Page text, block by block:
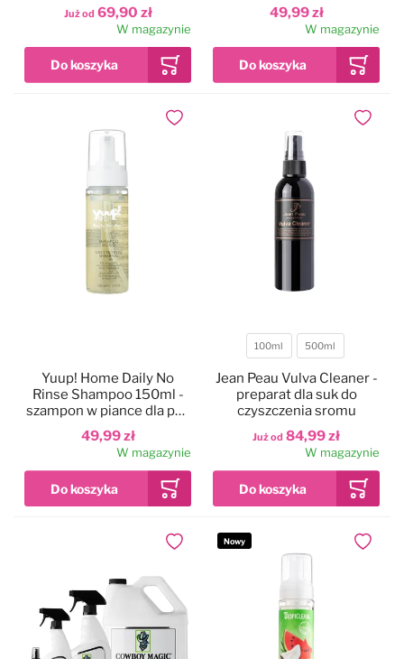
Już od 69,90 zł
usuwania przebarwień z
pyszczka, dla psów i kotów
W magazynie
49,99 zł
W magazynie
49,99 zł
Yuup! Home Daily No
Rinse Shampoo 150ml -
szampon w piance dla psa
i kota, bez spłukiwania
W magazynie
Dodaj do ulubionych
Pojemność
100ml 500ml
Już od 84,99 zł
Jean Peau Vulva Cleaner -
preparat dla suk do
czyszczenia sromu
W magazynie
Dodaj
Dodaj do ulubionych
Nowy
Dodaj